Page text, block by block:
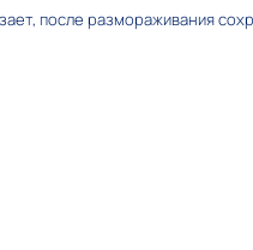
после размораживания